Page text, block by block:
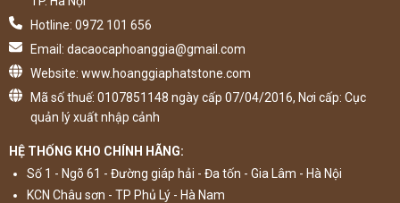
Hotline: 0972 101 656
Email: dacaocaphoanggia@gmail.com
Website: www.hoanggiaphatstone.com
Mã số thuế: 0107851148 ngày cấp 07/04/2016, Nơi cấp: Cục
quản lý xuất nhập cảnh
HỆ THỐNG KHO CHÍNH HÃNG:
Số 1 - Ngõ 61 - Đường giáp hải - Đa tốn - Gia Lâm - Hà Nội
KCN Châu sơn - TP Phủ Lý - Hà Nam